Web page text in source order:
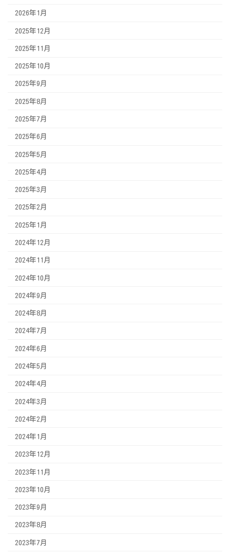
2026年1月
2025年12月
2025年11月
2025年10月
2025年9月
2025年8月
2025年7月
2025年6月
2025年5月
2025年4月
2025年3月
2025年2月
2025年1月
2024年12月
2024年11月
2024年10月
2024年9月
2024年8月
2024年7月
2024年6月
2024年5月
2024年4月
2024年3月
2024年2月
2024年1月
2023年12月
2023年11月
2023年10月
2023年9月
2023年8月
2023年7月